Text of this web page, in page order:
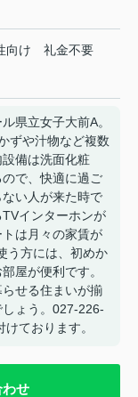
向け 礼金不要
県立女子大前A。
ずや汁物など複数
備は洗面化粧
で、快適に過ご
い人が来た時で
インターホンが
は月々の家賃が
う方には、初めか
屋が便利です。
せる住まいが揃
ょう。027-226-
ております。
せ